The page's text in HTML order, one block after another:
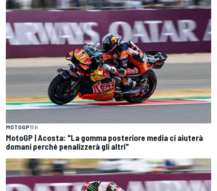
MOTOGP11 h
MotoGP | Acosta: "La gomma posteriore media ci aiuterà
domani perché penalizzerà gli altri"